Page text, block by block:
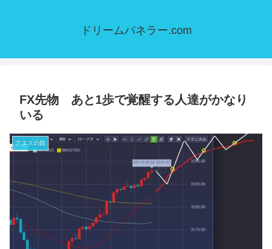
ドリームパネラー.com
FX先物 あと1歩で覚醒する人達がかなり
いる
アヌスの鏡